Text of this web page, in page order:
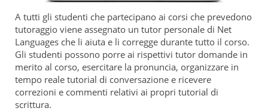
A tutti gli studenti che partecipano ai corsi che prevedono
tutoraggio viene assegnato un tutor personale di Net
Languages che li aiuta e li corregge durante tutto il corso.
Gli studenti possono porre ai rispettivi tutor domande in
merito al corso, esercitare la pronuncia, organizzare in
tempo reale tutorial di conversazione e ricevere
correzioni e commenti relativi ai propri tutorial di
scrittura.